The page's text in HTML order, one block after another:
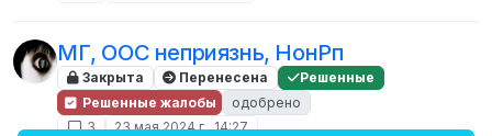
МГ, ООС неприязнь, НонРп
Закрыта Перенесена
Решенные
Решенные жалобы
одобрено
3
23 мая 2024 г., 14:27